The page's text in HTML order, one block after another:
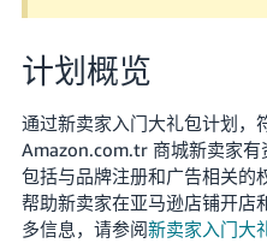
录
注
册
计划概览
通过新卖家入门大礼包计划，
Amazon.com.tr 商城新卖家有
包括与品牌注册和广告相关的
帮助新卖家在亚马逊店铺开店
多信息，请参阅新卖家入门大